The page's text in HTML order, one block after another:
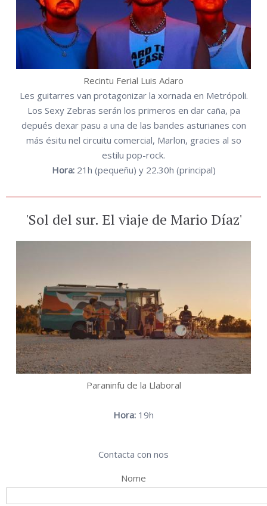
Recintu Ferial Luis Adaro
Les guitarres van protagonizar la xornada en Metrópoli.
Los Sexy Zebras serán los primeros en dar caña, pa
depués dexar pasu a una de las bandes asturianes con
más ésitu nel circuitu comercial, Marlon, gracies al so
estilu pop-rock.
Hora:21h (pequeñu) y 22.30h (principal)
'Sol del sur. El viaje de Mario Díaz'
Paraninfu de la Llaboral
Hora: 19h
Contacta con nos
Nome